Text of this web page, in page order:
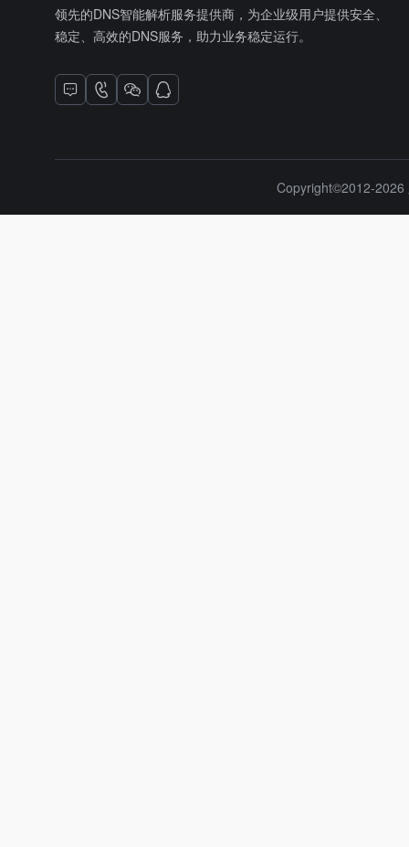
领先的DNS智能解析服务提供商，为企业级用户提供安全、
稳定、高效的DNS服务，助力业务稳定运行。
Copyright©2012-2026